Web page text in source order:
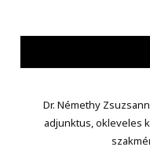
Dr. Némethy
adjunktus, okleveles